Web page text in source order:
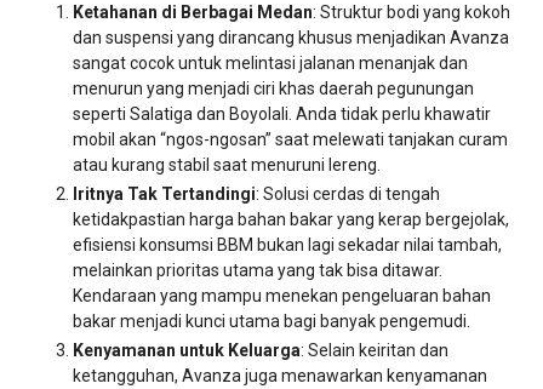
Ketahanan di Berbagai Medan: Struktur bodi yang kokoh
dan suspensi yang dirancang khusus menjadikan Avanza
sangat cocok untuk melintasi jalanan menanjak dan
menurun yang menjadi ciri khas daerah pegunungan
seperti Salatiga dan Boyolali. Anda tidak perlu khawatir
mobil akan “ngos-ngosan” saat melewati tanjakan curam
atau kurang stabil saat menuruni lereng.
Iritnya Tak Tertandingi: Solusi cerdas di tengah
ketidakpastian harga bahan bakar yang kerap bergejolak,
efisiensi konsumsi BBM bukan lagi sekadar nilai tambah,
melainkan prioritas utama yang tak bisa ditawar.
Kendaraan yang mampu menekan pengeluaran bahan
bakar menjadi kunci utama bagi banyak pengemudi.
Kenyamanan untuk Keluarga: Selain keiritan dan
ketangguhan, Avanza juga menawarkan kenyamanan